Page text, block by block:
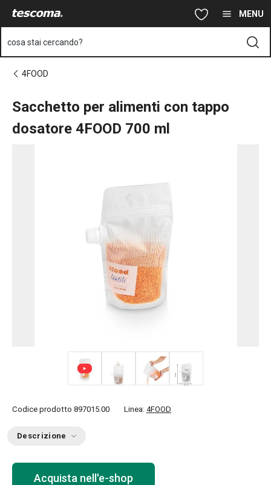
Vai al contenuto principale MENU
cosa stai cercando?
4FOOD
Sacchetto per alimenti con tappo
dosatore 4FOOD 700 ml
Codice prodotto 897015.00 Linea: 4FOOD
Descrizione
Acquista nell'e-shop